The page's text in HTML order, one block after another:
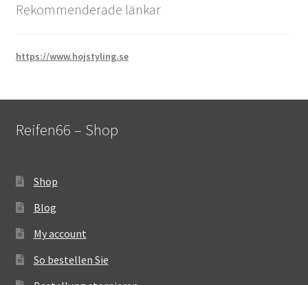
Rekommenderade länkar
https://www.hojstyling.se
Reifen66 – Shop
Shop
Blog
My account
So bestellen Sie